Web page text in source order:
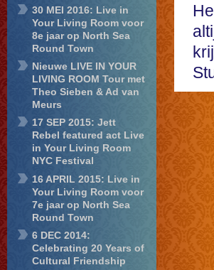
30 MEI 2016: Live in
Your Living Room voor
8e jaar op North Sea
Round Town
Nieuwe LIVE IN YOUR
LIVING ROOM Tour met
Theo Sieben & Ad van
Meurs
17 SEP 2015: Jett
Rebel featured act Live
in Your Living Room
NYC Festival
16 APRIL 2015: Live in
Your Living Room voor
7e jaar op North Sea
Round Town
6 DEC 2014:
Celebrating 20 Years of
Cultural Friendship